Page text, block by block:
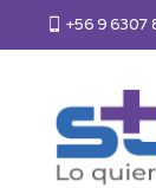
+56 9 6307